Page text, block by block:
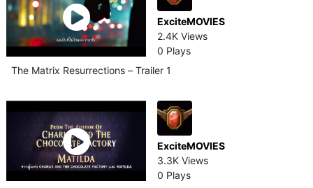
ExciteMOVIES
2.4K Views
0 Plays
The Matrix Resurrections – Trailer 1
ExciteMOVIES
3.3K Views
0 Plays